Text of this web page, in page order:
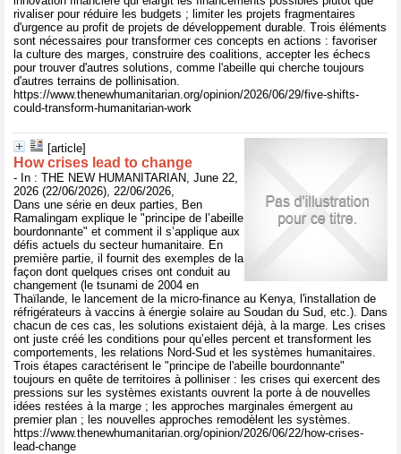
rivaliser pour réduire les budgets ; limiter les projets fragmentaires
d'urgence au profit de projets de développement durable. Trois éléments
sont nécessaires pour transformer ces concepts en actions : favoriser
la culture des marges, construire des coalitions, accepter les échecs
pour trouver d'autres solutions, comme l'abeille qui cherche toujours
d'autres terrains de pollinisation.
https://www.thenewhumanitarian.org/opinion/2026/06/29/five-shifts-
could-transform-humanitarian-work
[article]
How crises lead to change
- In : THE NEW HUMANITARIAN, June 22,
2026 (22/06/2026), 22/06/2026,
Dans une série en deux parties, Ben
Ramalingam explique le "principe de l’abeille
bourdonnante" et comment il s’applique aux
défis actuels du secteur humanitaire. En
première partie, il fournit des exemples de la
façon dont quelques crises ont conduit au
changement (le tsunami de 2004 en
Thaïlande, le lancement de la micro-finance au Kenya, l'installation de
réfrigérateurs à vaccins à énergie solaire au Soudan du Sud, etc.). Dans
chacun de ces cas, les solutions existaient déjà, à la marge. Les crises
ont juste créé les conditions pour qu’elles percent et transforment les
comportements, les relations Nord-Sud et les systèmes humanitaires.
Trois étapes caractérisent le "principe de l'abeille bourdonnante"
toujours en quête de territoires à polliniser : les crises qui exercent des
pressions sur les systèmes existants ouvrent la porte à de nouvelles
idées restées à la marge ; les approches marginales émergent au
premier plan ; les nouvelles approches remodèlent les systèmes.
https://www.thenewhumanitarian.org/opinion/2026/06/22/how-crises-
lead-change